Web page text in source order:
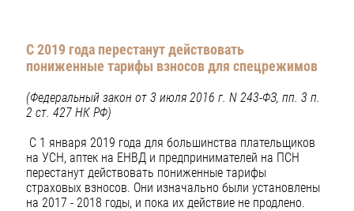
С 2019 года перестанут действовать
пониженные тарифы взносов для спецрежимов
(Федеральный закон от 3 июля 2016 г. N 243-ФЗ, пп. 3 п.
2 ст. 427 НК РФ)
С 1 января 2019 года для большинства плательщиков
на УСН, аптек на ЕНВД и предпринимателей на ПСН
перестанут действовать пониженные тарифы
страховых взносов. Они изначально были установлены
на 2017 - 2018 годы, и пока их действие не продлено.